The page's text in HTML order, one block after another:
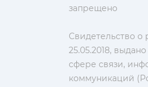
запрещено
Свидетельство
25.05.2018,
сфере связи,
коммуникаций